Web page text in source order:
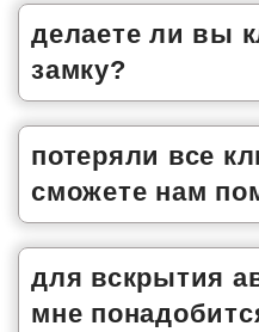
делаете ли вы
замку?
потеряли все
сможете нам
для вскрытия
мне